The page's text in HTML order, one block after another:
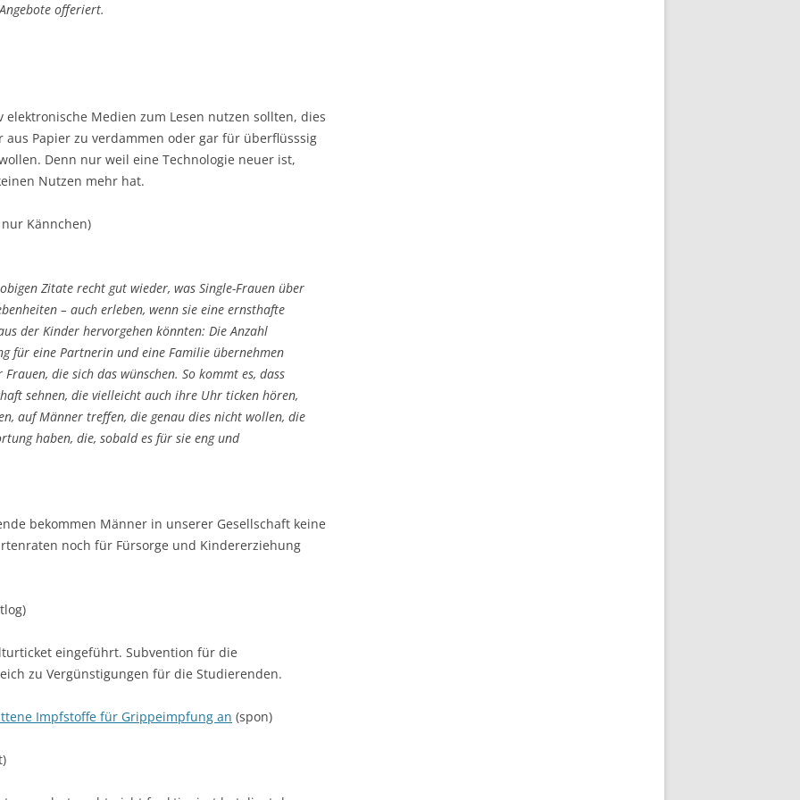
offeriert.
Medien zum Lesen nutzen sollten, dies
Papier zu verdammen oder gar für überflüsssig
Denn nur weil eine Technologie neuer ist,
Nutzen mehr hat.
Kännchen)
Zitate recht gut wieder, was Single-Frauen über
– auch erleben, wenn sie eine ernsthafte
der Kinder hervorgehen könnten: Die Anzahl
für eine Partnerin und eine Familie übernehmen
die sich das wünschen. So kommt es, dass
sehnen, die vielleicht auch ihre Uhr ticken hören,
auf Männer treffen, die genau dies nicht wollen, die
haben, die, sobald es für sie eng und
bekommen Männer in unserer Gesellschaft keine
noch für Fürsorge und Kindererziehung
eingeführt. Subvention für die
zu Vergünstigungen für die Studierenden.
Impfstoffe für Grippeimpfung an (spon)